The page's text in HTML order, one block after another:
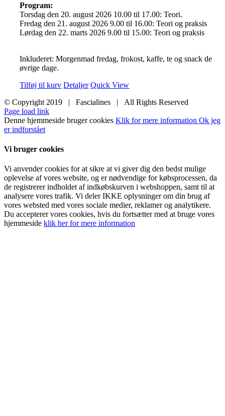
Program:
Torsdag den 20. august 2026 10.00 til 17.00: Teori.
Fredag den 21. august 2026 9.00 til 16.00: Teori og praksis
Lørdag den 22. marts 2026 9.00 til 15.00: Teori og praksis
Inkluderet: Morgenmad fredag, frokost, kaffe, te og snack de
øvrige dage.
Tilføj til kurv Detaljer Quick View
© Copyright 2019 | Fascialines | All Rights Reserved
Page load link
Denne hjemmeside bruger cookies Klik for mere information Ok jeg
er indforstået
Vi bruger cookies
Vi anvender cookies for at sikre at vi giver dig den bedst mulige
oplevelse af vores website, og er nødvendige for købsprocessen, da
de registrerer indholdet af indkøbskurven i webshoppen, samt til at
analysere vores trafik. Vi deler IKKE oplysninger om din brug af
vores websted med vores sociale medier, reklamer og analytikere.
Du accepterer vores cookies, hvis du fortsætter med at bruge vores
hjemmeside klik her for mere information